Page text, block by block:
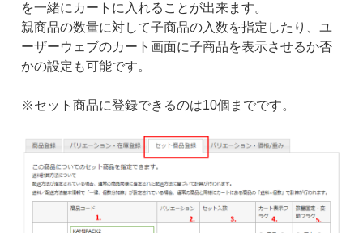
を一緒にカートに入れることが出来ます。
親商品の数量に対して子商品の入数を指定したり、ユ
ーザーウェブのカート画面に子商品を表示させるか否
かの設定も可能です。
※セット商品に登録できるのは10個までです。